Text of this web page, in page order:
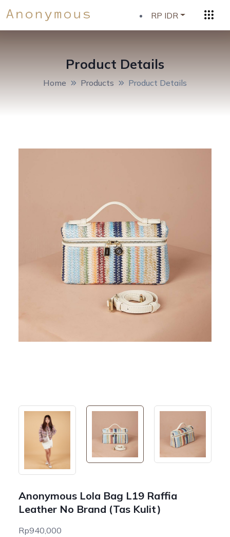
RP IDR
Product Details
Home Products Product Details
Anonymous Lola Bag L19 Raffia
Leather No Brand (Tas Kulit)
Rp940,000